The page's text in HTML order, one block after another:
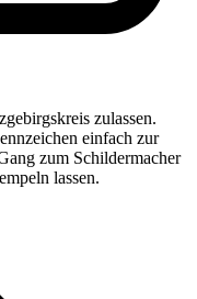
zulassen.
einfach zur
zum Schildermacher
lassen.